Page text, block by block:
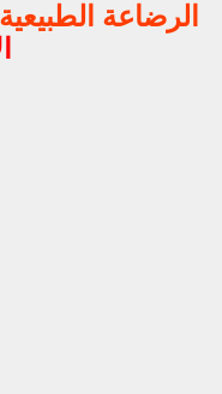
الرضاعة الطبيعية